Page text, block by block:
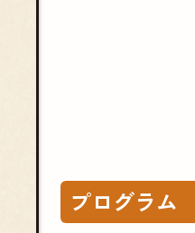
プログラム